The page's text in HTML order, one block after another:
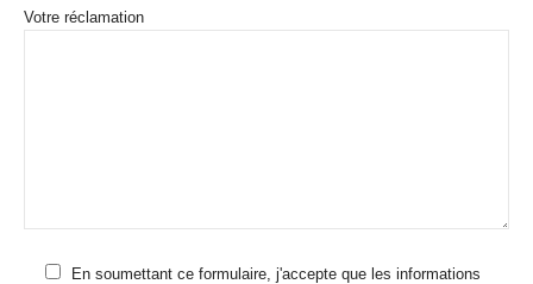
Votre réclamation
En soumettant ce formulaire, j'accepte que les informations